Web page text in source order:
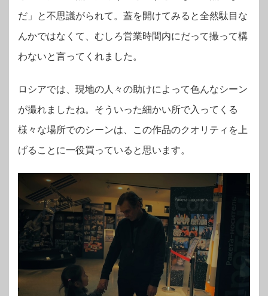
だ」と不思議がられて。蓋を開けてみると全然駄目な
んかではなくて、むしろ営業時間内にだって撮って構
わないと言ってくれました。
ロシアでは、現地の人々の助けによって色んなシーン
が撮れましたね。そういった細かい所で入ってくる
様々な場所でのシーンは、この作品のクオリティを上
げることに一役買っていると思います。